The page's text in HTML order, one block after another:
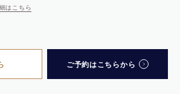
はこちら
ご予約はこちらから